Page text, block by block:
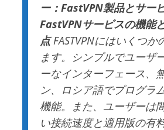
ー：FastVPN製品とサー
FastVPNサービスの機能
点FASTVPNにはいくつか
ます。シンプルでユーザ
ーなインターフェース、
ン、ロシア語でプログラ
機能。また、ユーザーは
い接続速度と適用版の有